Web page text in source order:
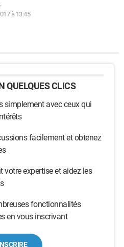
à 13:45
QUELQUES CLICS
simplement avec ceux qui
facilement et obtenez
votre expertise et aidez les
fonctionnalités
en vous inscrivant